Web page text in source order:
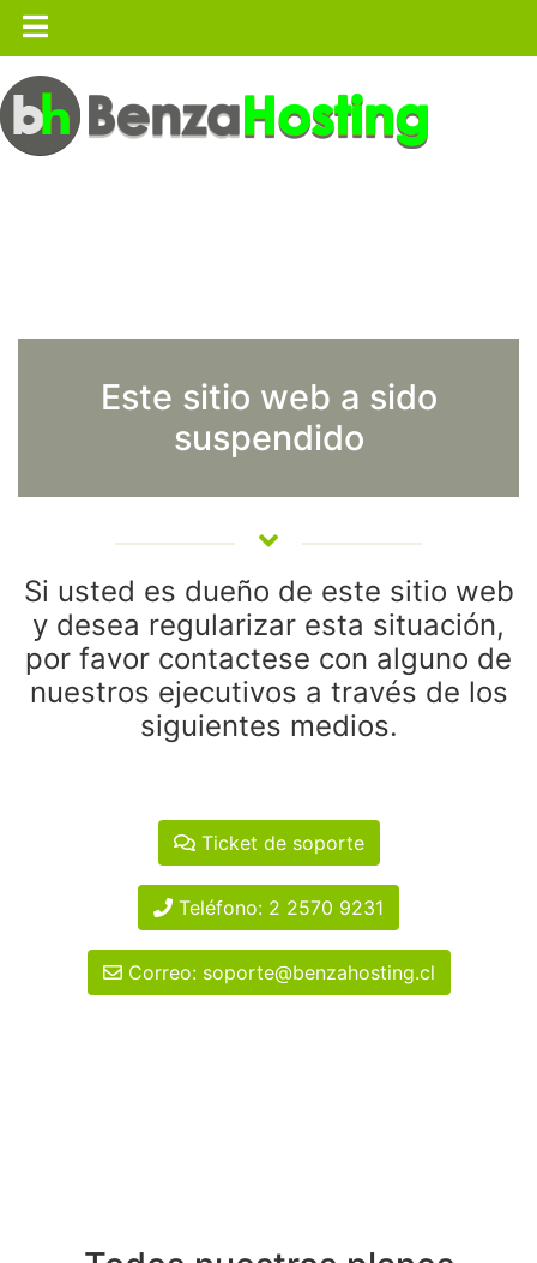
Este sitio web a sido
suspendido
Si usted es dueño de este sitio web
y desea regularizar esta situación,
por favor contactese con alguno de
nuestros ejecutivos a través de los
siguientes medios.
Ticket de soporte
Teléfono: 2 2570 9231
Correo: soporte@benzahosting.cl